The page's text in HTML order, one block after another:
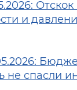
Отскок
и
не спасли